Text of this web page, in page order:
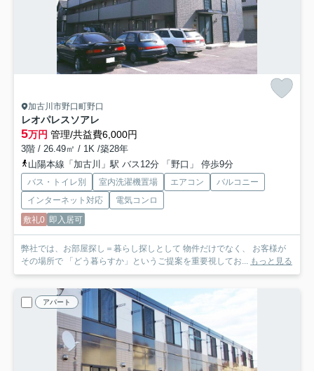
加古川市野口町野口
レオパレスソアレ
5万円 管理/共益費6,000円
3階 / 26.49㎡ / 1K /築28年
山陽本線「加古川」駅 バス12分 「野口」 停歩9分
バス・トイレ別 室内洗濯機置場 エアコン
バルコニー
インターネット対応
電気コンロ
敷礼0 即入居可
弊社では、お部屋探し＝暮らし探しとして 物件だけでなく、 お客様が
その場所で 「どう暮らすか」というご提案を重要視してお... もっと見る
アパート